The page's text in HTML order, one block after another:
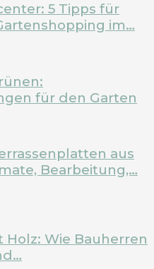
5 Tipps für
im…
für den Garten
aus
Bearbeitung,…
Holz: Wie Bauherren